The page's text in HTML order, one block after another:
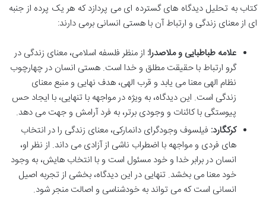
کتاب به تحلیل دیدگاه های گسترده ای می پردازد که هر یک پرده از جنبه
ای از معنای زندگی و ارتباط آن با هستی انسانی برمی دارند:
علامه طباطبایی و ملاصدرا: از منظر فلسفه اسلامی، معنای زندگی در
گرو ارتباط با حقیقت مطلق و خدا است. هستی انسان در چهارچوب
نظام الهی معنا می یابد و قرب الهی، هدف نهایی و منبع معنای
زندگی است. این دیدگاه، به ویژه در مواجهه با تنهایی، با ایجاد حس
پیوستگی با کائنات و وجودی برتر، به فرد آرامش و جهت می دهد.
کرکگارد: فیلسوف وجودگرای دانمارکی، معنای زندگی را در انتخاب
های فردی و مواجهه با اضطراب ناشی از آزادی می داند. از نظر او،
انسان در برابر خدا و خود مسئول است و با انتخاب هایش، به وجود
خود معنا می بخشد. تنهایی در این دیدگاه، بخشی از تجربه اصیل
انسانی است که می تواند به خودشناسی و اصالت منجر شود.